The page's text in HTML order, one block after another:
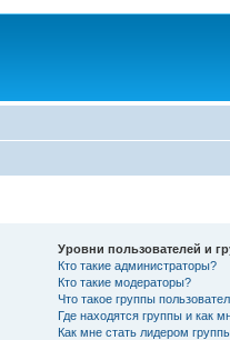
Уровни пользователей и
Кто такие администраторы?
Кто такие модераторы?
Что такое группы
Где находятся группы и как
Как мне стать лидером